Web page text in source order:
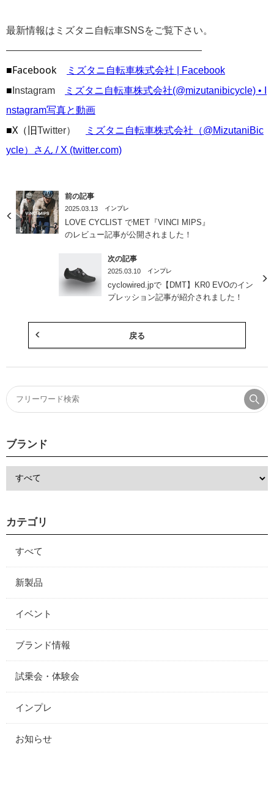
最新情報はミズタニ自転車SNSをご覧下さい。
————————————————————
■Facebook ミズタニ自転車株式会社 | Facebook
■ Instagram
ミズタニ自転車株式会社(@mizutanibicycle) • I
nstagram写真と動画
■X（旧Twitter）
ミズタニ自転車株式会社（@MizutaniBic
ycle）さん / X (twitter.com)
前の記事
2025.03.13 インプレ
LOVE CYCLIST でMET『VINCI MIPS』
のレビュー記事が公開されました！
次の記事
2025.03.10 インプレ
cyclowired.jpで【DMT】KR0 EVOのイン
プレッション記事が紹介されました！
戻る
ブランド
カテゴリ
すべて
新製品
イベント
ブランド情報
試乗会・体験会
インプレ
お知らせ